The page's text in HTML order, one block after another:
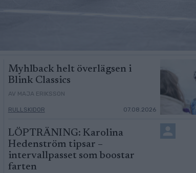
Myhlback helt överlägsen i
Blink Classics
AV MAJA ERIKSSON
RULLSKIDOR 07.08.2026
LÖPTRÄNING: Karolina
Hedenström tipsar –
intervallpasset som boostar
farten